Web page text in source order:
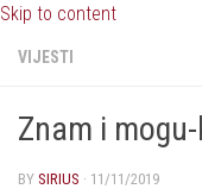
Skip to content
VIJESTI
Znam i
BY SIRIUS · 11/11/2019